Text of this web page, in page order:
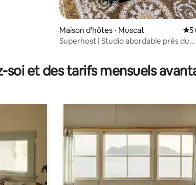
: 4,85 sur 5
Maison d'hôtes ⋅ Muscat
5
Superhost | Studio abordable près du
soi et des tarifs mensuels